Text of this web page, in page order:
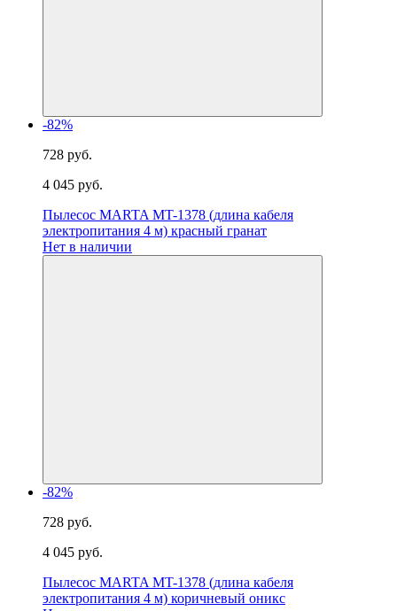
-82%
728 руб.
4 045 руб.
Пылесос MARTA MT-1378 (длина кабеля
электропитания 4 м) красный гранат
Нет в наличии
-82%
728 руб.
4 045 руб.
Пылесос MARTA MT-1378 (длина кабеля
электропитания 4 м) коричневый оникс